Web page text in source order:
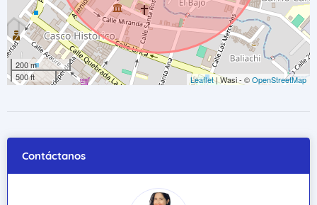
200 m
500 ft
Leaflet| Wasi - ©OpenStreetMap
Contáctanos